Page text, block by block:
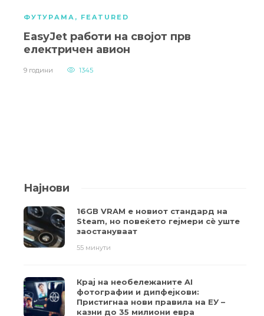
ФУТУРАМА , FEATURED
EasyJet работи на својот прв
електричен авион
9 години 1345
Најнови
16GB VRAM е новиот стандард на
Steam, но повеќето гејмери ​​сè уште
заостануваат
55 минути
Крај на необележаните AI
фотографии и дипфејкови:
Пристигнаа нови правила на ЕУ –
казни до 35 милиони евра